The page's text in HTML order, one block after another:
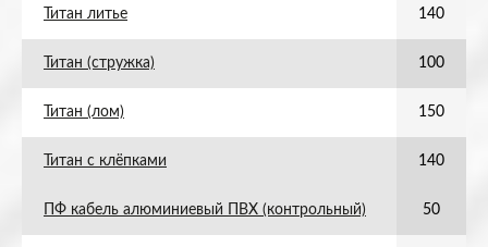
Титан литье 140
Титан (стружка) 100
Титан (лом) 150
Титан с клёпками 140
ПФ кабель алюминиевый ПВХ (контрольный) 50